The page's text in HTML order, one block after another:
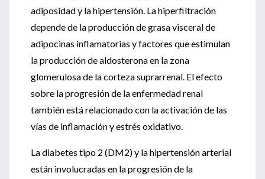
adiposidad y la hipertensión. La hiperfiltración
depende de la producción de grasa visceral de
adipocinas inflamatorias y factores que estimulan
la producción de aldosterona en la zona
glomerulosa de la corteza suprarrenal. El efecto
sobre la progresión de la enfermedad renal
también está relacionado con la activación de las
vías de inflamación y estrés oxidativo.
La diabetes tipo 2 (DM2) y la hipertensión arterial
están involucradas en la progresión de la